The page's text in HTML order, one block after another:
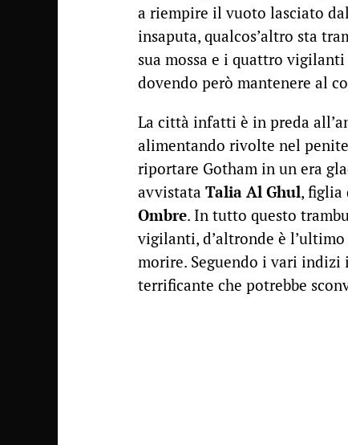
a riempire il vuoto lasciato
insaputa, qualcos’altro sta
sua mossa e i quattro
dovendo però mantenere al
La città infatti è in preda
alimentando rivolte nel
riportare Gotham in un era
avvistata Talia Al Ghul, figlia
Ombre. In tutto questo
vigilanti, d’altronde è
morire. Seguendo i vari
terrificante che potrebbe